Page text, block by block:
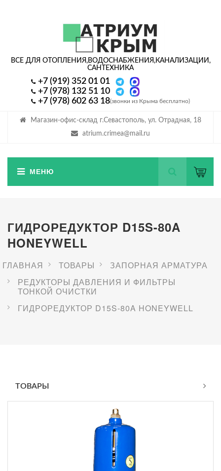
Магазин-офис-склад г.Севастополь, ул. Отрадная, 18
atrium.crimea@mail.ru
ВСЕ ДЛЯ ОТОПЛЕНИЯ,ВОДОСНАБЖЕНИЯ,КАНАЛИЗАЦИИ,
САНТЕХНИКА
+7 (919) 352 01 01
+7 (978) 132 51 10
+7 (978) 602 63 18(звонки из Крыма бесплатно)
ГИДРОРЕДУКТОР D15S-80A
HONEYWELL
ГЛАВНАЯ ТОВАРЫ
ЗАПОРНАЯ АРМАТУРА
РЕДУКТОРЫ ДАВЛЕНИЯ И ФИЛЬТРЫ
ТОНКОЙ ОЧИСТКИ
ГИДРОРЕДУКТОР D15S-80A HONEYWELL
ТОВАРЫ